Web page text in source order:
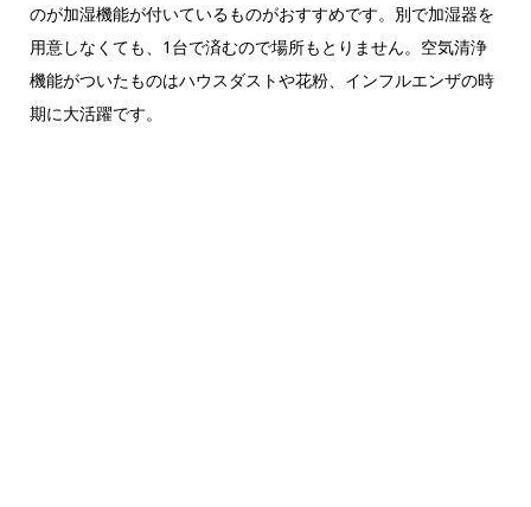
のが加湿機能が付いているものがおすすめです。別で加湿器を
用意しなくても、1台で済むので場所もとりません。空気清浄
機能がついたものはハウスダストや花粉、インフルエンザの時
期に大活躍です。